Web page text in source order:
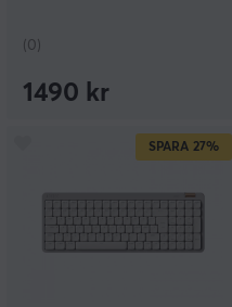
(0)
1490 kr
SPARA 27%